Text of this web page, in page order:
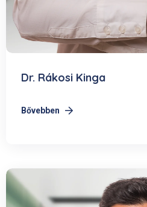
Dr. Rákosi Kinga
Bővebben